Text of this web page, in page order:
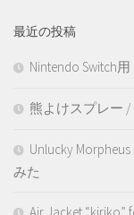
最近の投稿
Nintendo Switch
熊よけスプレー
Unlucky Morpheus
みた